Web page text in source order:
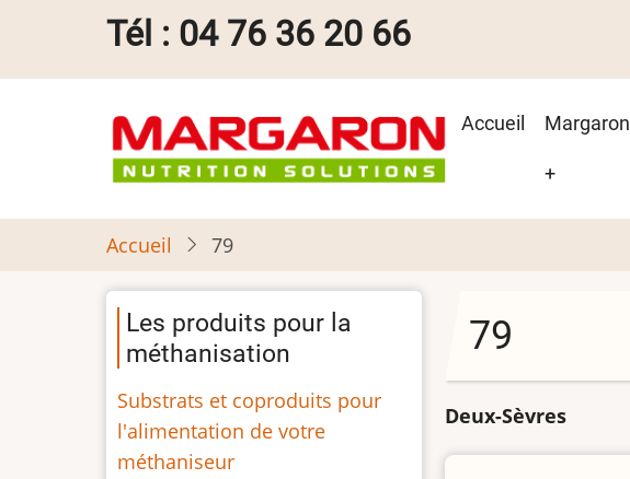
contenu
Tél : 04 76 36 20 66
Main
navigation
Accueil Margaron
+
Accueil 79
79
Deux-Sèvres
Les produits pour la
méthanisation
Substrats et coproduits pour
l'alimentation de votre
méthaniseur